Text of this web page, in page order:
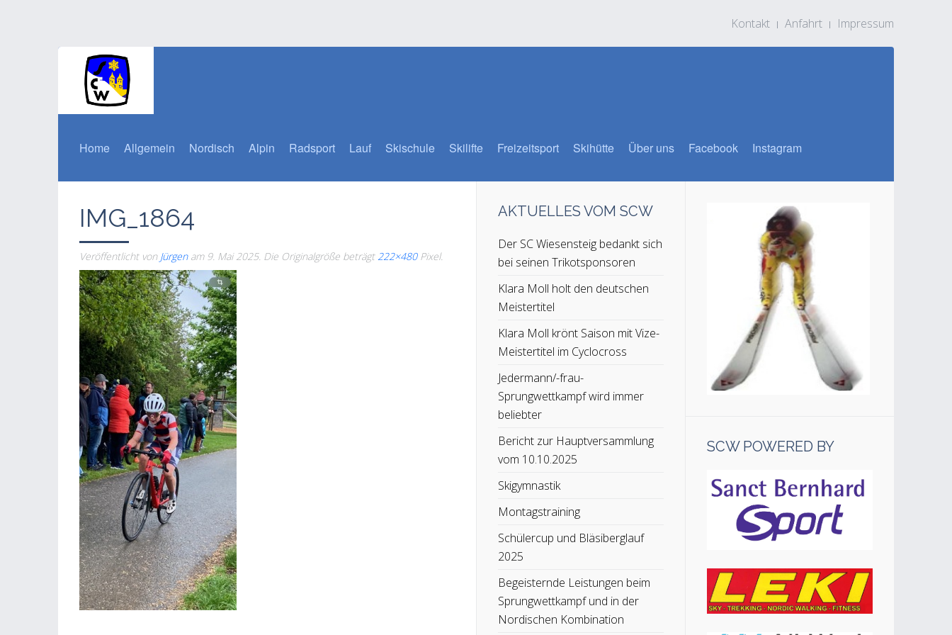
Kontakt Anfahrt Impressum
Home Allgemein Nordisch Alpin Radsport Lauf Skischule Skilifte Freizeitsport Skihütte Über uns Facebook Instagram
IMG_1864
Veröffentlicht von Jürgenam 9. Mai 2025. Die Originalgröße beträgt222×480Pixel.
AKTUELLES VOM SCW
Der SC Wiesensteig bedankt sich
bei seinen Trikotsponsoren
Klara Moll holt den deutschen
Meistertitel
Klara Moll krönt Saison mit Vize-
Meistertitel im Cyclocross
Jedermann/-frau-
Sprungwettkampf wird immer
beliebter
Bericht zur Hauptversammlung
vom 10.10.2025
Skigymnastik
Montagstraining
Schülercup und Bläsiberglauf
2025
Begeisternde Leistungen beim
Sprungwettkampf und in der
Nordischen Kombination
SCW POWERED BY